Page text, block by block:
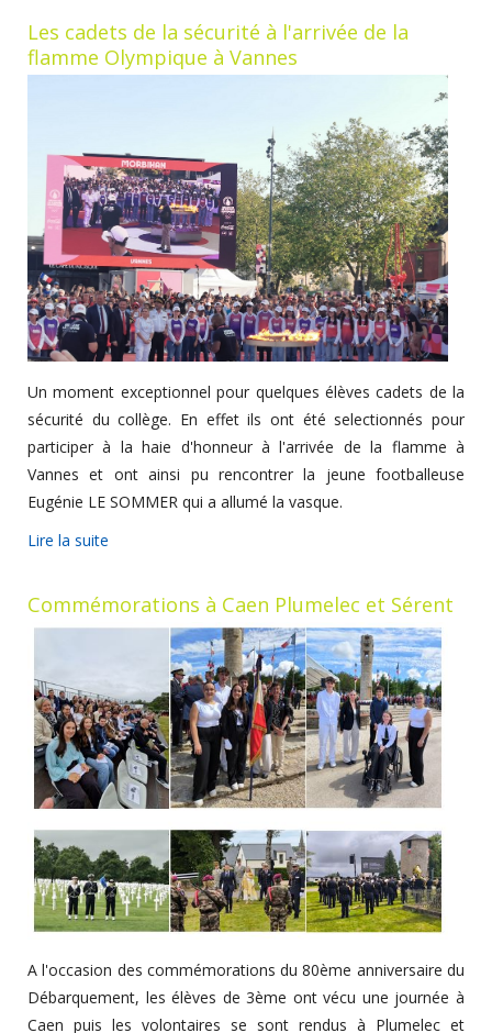
Les cadets de la sécurité à l'arrivée de la
flamme Olympique à Vannes
Un moment exceptionnel pour quelques élèves cadets de la
sécurité du collège. En effet ils ont été selectionnés pour
participer à la haie d'honneur à l'arrivée de la flamme à
Vannes et ont ainsi pu rencontrer la jeune footballeuse
Eugénie LE SOMMER qui a allumé la vasque.
Lire la suite
Commémorations à Caen Plumelec et Sérent
A l'occasion des commémorations du 80ème anniversaire du
Débarquement, les élèves de 3ème ont vécu une journée à
Caen puis les volontaires se sont rendus à Plumelec et